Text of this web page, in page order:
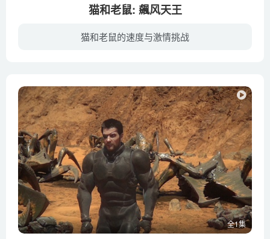
猫和老鼠: 飆风天王
猫和老鼠的速度与激情挑战
全1集